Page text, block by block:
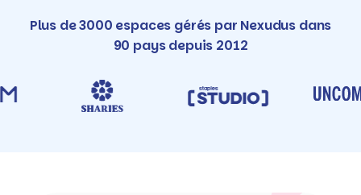
Plus de 3000 espaces gérés par Nexudus dans
90 pays depuis 2012